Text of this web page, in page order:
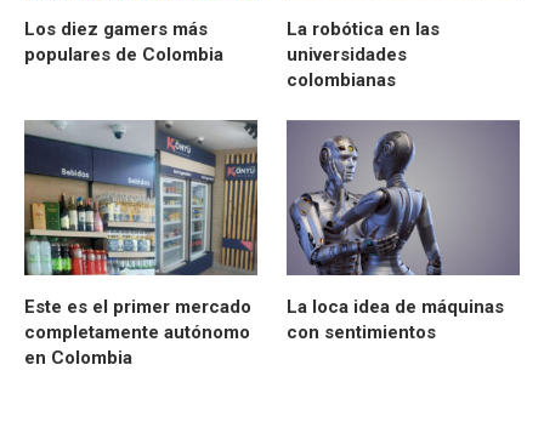
Los diez gamers más
populares de Colombia
La robótica en las
universidades
colombianas
Este es el primer mercado
completamente autónomo
en Colombia
La loca idea de máquinas
con sentimientos